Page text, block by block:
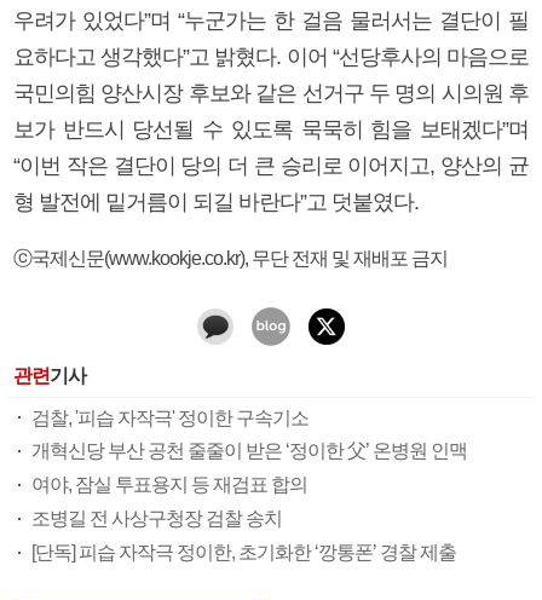
우려가 있었다”며 “누군가는 한 걸음 물러서는 결단이 필
요하다고 생각했다”고 밝혔다. 이어 “선당후사의 마음으로
국민의힘 양산시장 후보와 같은 선거구 두 명의 시의원 후
보가 반드시 당선될 수 있도록 묵묵히 힘을 보태겠다”며
“이번 작은 결단이 당의 더 큰 승리로 이어지고, 양산의 균
형 발전에 밑거름이 되길 바란다”고 덧붙였다.
ⓒ국제신문(www.kookje.co.kr), 무단 전재 및 재배포 금지
관련기사
검찰, '피습 자작극' 정이한 구속기소
개혁신당 부산 공천 줄줄이 받은 ‘정이한 父’ 온병원 인맥
여야, 잠실 투표용지 등 재검표 합의
조병길 전 사상구청장 검찰 송치
[단독] 피습 자작극 정이한, 초기화한 ‘깡통폰’ 경찰 제출